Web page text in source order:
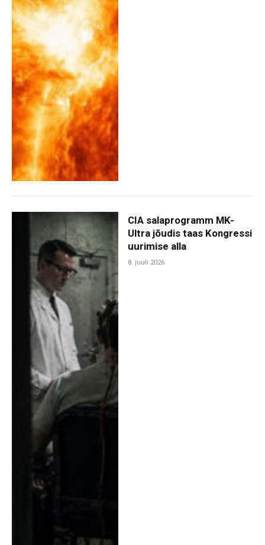
CIA salaprogramm MK-
Ultra jõudis taas Kongressi
uurimise alla
8. juuli 2026